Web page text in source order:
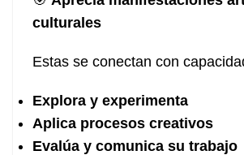
culturales
Estas se conectan con
Explora y experimenta
Aplica procesos creativos
Evalúa y comunica su trabajo